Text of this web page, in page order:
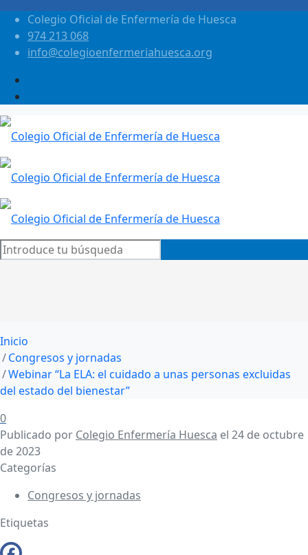
Colegio Oficial de Enfermería de Huesca
974 213 068
info@colegioenfermeriahuesca.org
Inicio
Congresos y jornadas
Webinar “La ELA: el cuidado a unas personas excluidas
del estado del bienestar”
0
Publicado por Colegio Enfermería Huesca el 24 de octubre
de 2023
Categorías
Congresos y jornadas
Etiquetas